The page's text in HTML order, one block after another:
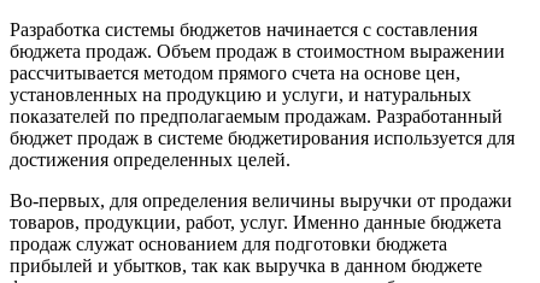
Разработка системы бюджетов начинается с составления
бюджета продаж. Объем продаж в стоимостном выражении
рассчитывается методом прямого счета на основе цен,
установленных на продукцию и услуги, и натуральных
показателей по предполагаемым продажам. Разработанный
бюджет продаж в системе бюджетирования используется для
достижения определенных целей.
Во-первых, для определения величины выручки от продажи
товаров, продукции, работ, услуг. Именно данные бюджета
продаж служат основанием для подготовки бюджета
прибылей и убытков, так как выручка в данном бюджете